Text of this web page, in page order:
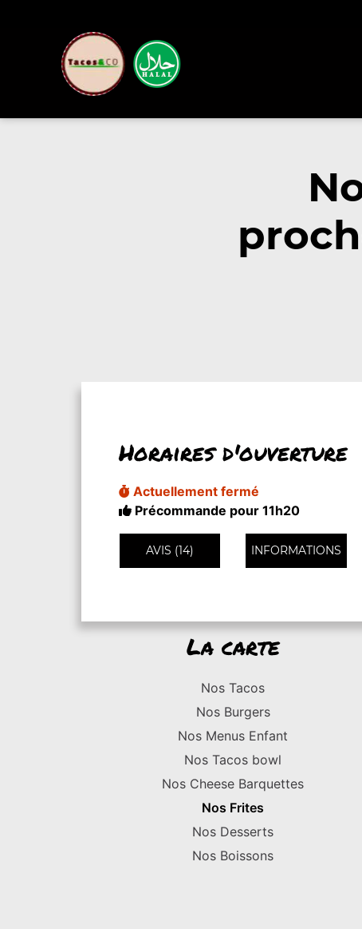
Horaires d'ouverture
Actuellement fermé
Précommande pour 11h20
AVIS (14) INFORMATIONS
La carte
Nos Tacos
Nos Burgers
Nos Menus Enfant
Nos Tacos bowl
Nos Cheese Barquettes
Nos Frites
Nos Desserts
Nos Boissons